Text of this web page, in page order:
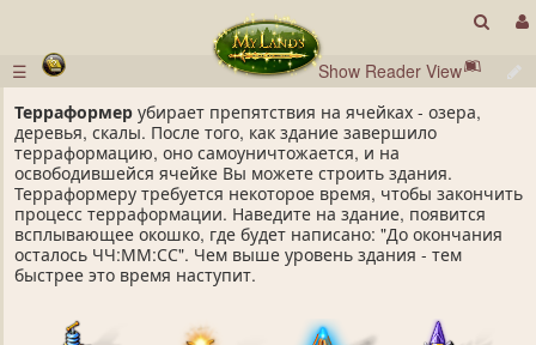
☰
Show Reader View
Терраформерубирает препятствия на ячейках - озера,
деревья, скалы. После того, как здание завершило
терраформацию, оно самоуничтожается, и на
освободившейся ячейке Вы можете строить здания.
Терраформеру требуется некоторое время, чтобы закончить
процесс терраформации. Наведите на здание, появится
всплывающее окошко, где будет написано: "До окончания
осталось ЧЧ:ММ:СС". Чем выше уровень здания - тем
быстрее это время наступит.